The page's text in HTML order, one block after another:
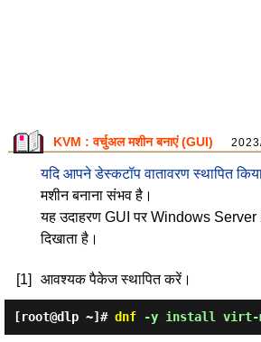
KVM : वर्चुअल मशीन बनाएं (GUI)
यदि आपने डेस्कटॉप वातावरण स्थापित
मशीन बनाना संभव है।
यह उदाहरण GUI पर Windows Server
दिखाता है।
[1] आवश्यक पैकेज स्थापित करें।
[root@dlp ~]# dnf-y install virt-